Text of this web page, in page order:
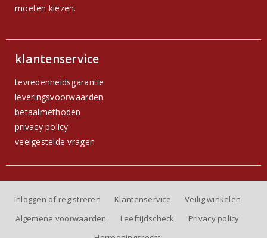
moeten kiezen.
klantenservice
tevredenheidsgarantie
leveringsvoorwaarden
betaalmethoden
privacy policy
veelgestelde vragen
Inloggen of registreren Klantenservice
Veilig winkelen
Algemene voorwaarden
Leeftijdscheck
Privacy policy